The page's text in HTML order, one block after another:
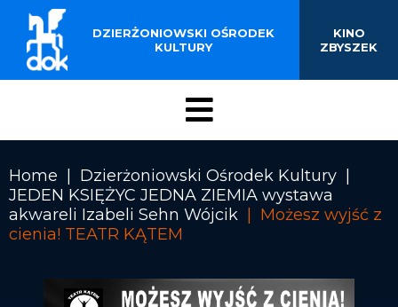
Przejdź
treści
Menu
DOK
BUDYNKU KINOTEATRU
„ZBYSZEK” W
DZIERŻONIOWIE
DZIERŻONIOWSKI OŚRODEK
KULTURY
KINO
ZBYSZEK
Ścieżka
nawigacyjna
Home
Dzierżoniowski Ośrodek Kultury
JEDEN KSIĘŻYC JEDNA ZIEMIA wystawa
akwareli Izabeli Sehn Wójcik
Możesz wyjść z
cienia! TEATR KĄTEM